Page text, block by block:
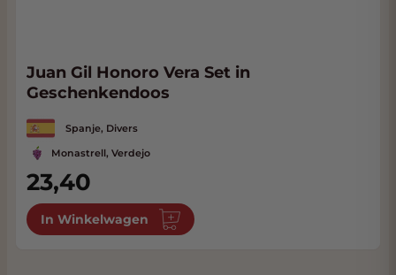
Juan Gil Honoro Vera Set in
Geschenkendoos
Spanje, Divers
Monastrell, Verdejo
23,40
In Winkelwagen